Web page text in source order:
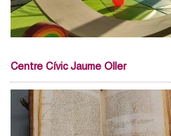
e
r
Centre Cívic Jaume Oller